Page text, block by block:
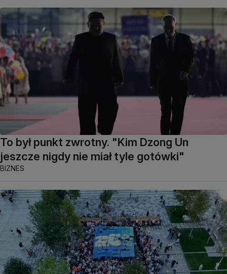
To był punkt zwrotny. "Kim Dzong Un
jeszcze nigdy nie miał tyle gotówki"
BIZNES